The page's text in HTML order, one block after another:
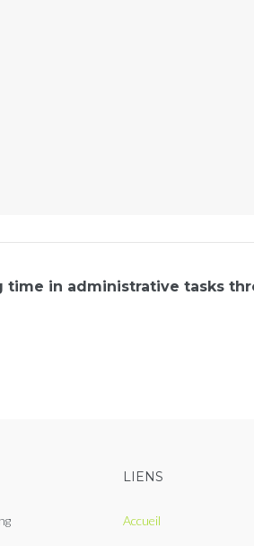
time in administrative tasks
LIENS
Accueil